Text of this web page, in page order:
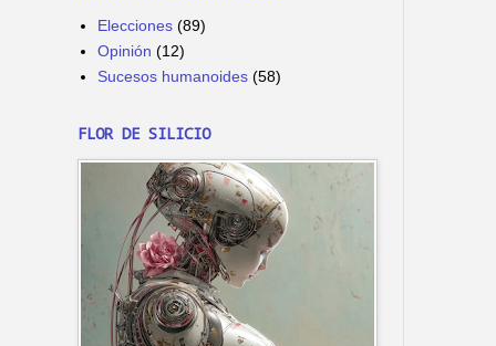
Elecciones (89)
Opinión (12)
Sucesos humanoides (58)
FLOR DE SILICIO